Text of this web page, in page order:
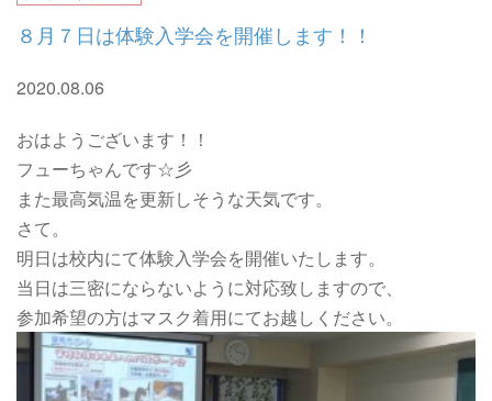
８月７日は体験入学会を開催します！！
2020.08.06
おはようございます！！
フューちゃんです☆彡
また最高気温を更新しそうな天気です。
さて。
明日は校内にて体験入学会を開催いたします。
当日は三密にならないように対応致しますので、
参加希望の方はマスク着用にてお越しください。